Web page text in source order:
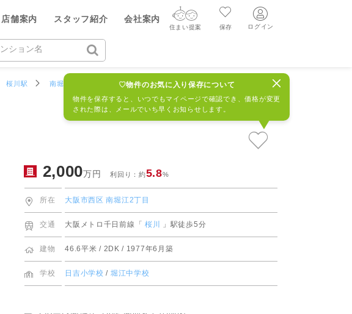
店舗案内 スタッフ紹介 会社案内
ログイン
保存
住まい提案
新規会員登録
AIウィルくんの提案
AI住まい提案を受ける
不動産エージェントの提案
価格査定を依頼する
相場データを依頼する
ログイン
新規会員登録
らせメール
サービス
レーション
ポイント
格推定システム
後のサポート
ト相談
供サービス
レーション
（売却）
のサービス
案内
売却依頼時の契約の種類
買替え成功のポイント
不動産の売却Q&A
マンガで分かる住まいの売却
ピッタリ売却スタイル診断
×リフォームの本
トラブル
後のサポート
るときに役立つ読みもの
ンサルティング
質問・見学予約する
桜川駅 南堀江2丁目 フルーレ南堀江 674865R
♡物件のお気に入り保存について
物件を保存すると、いつでもマイページで確認でき、価格が変更
された際は、メールでいち早くお知らせします。
2,000万円 利回り：約5.8%
所在 大阪市西区南堀江2丁目
交通 大阪メトロ千日前線「 桜川 」駅徒歩5分
建物 46.6平米 / 2DK / 1977年6月築
学校 日吉小学校/ 堀江中学校